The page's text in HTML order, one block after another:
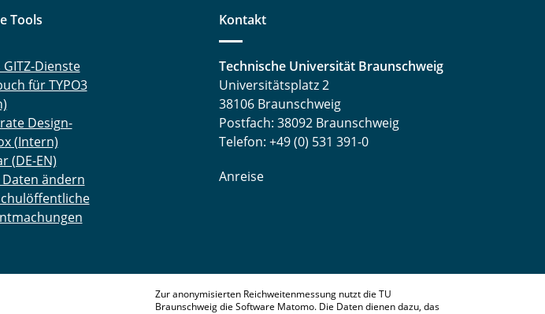
Tools
Dienste
für TYPO3
Design-
(Intern)
(DE-EN)
Daten ändern
Kontakt
Technische Universität Braunschweig
Universitätsplatz 2
38106 Braunschweig
Postfach: 38092 Braunschweig
Telefon: +49 (0) 531 391-0
Anreise
Zur anonymisierten Reichweitenmessung nutzt die TU
Braunschweig die Software Matomo. Die Daten dienen dazu, das